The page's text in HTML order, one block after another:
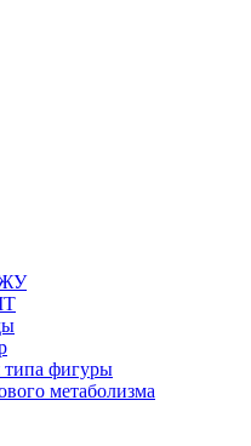
типа фигуры
метаболизма